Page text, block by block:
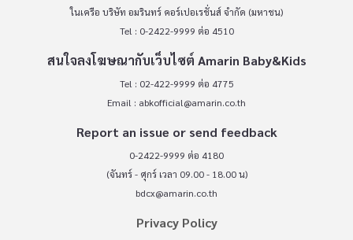
ในเครือ บริษัท อมรินทร์ คอร์เปอเรชั่นส์ จำกัด (มหาชน)
Tel : 0-2422-9999 ต่อ 4510
สนใจลงโฆษณากับเว็บไซต์ Amarin Baby&Kids
Tel : 02-422-9999 ต่อ 4775
Email : abkofficial@amarin.co.th
Report an issue or send feedback
0-2422-9999 ต่อ 4180
(จันทร์ - ศุกร์ เวลา 09.00 - 18.00 น)
bdcx@amarin.co.th
Privacy Policy